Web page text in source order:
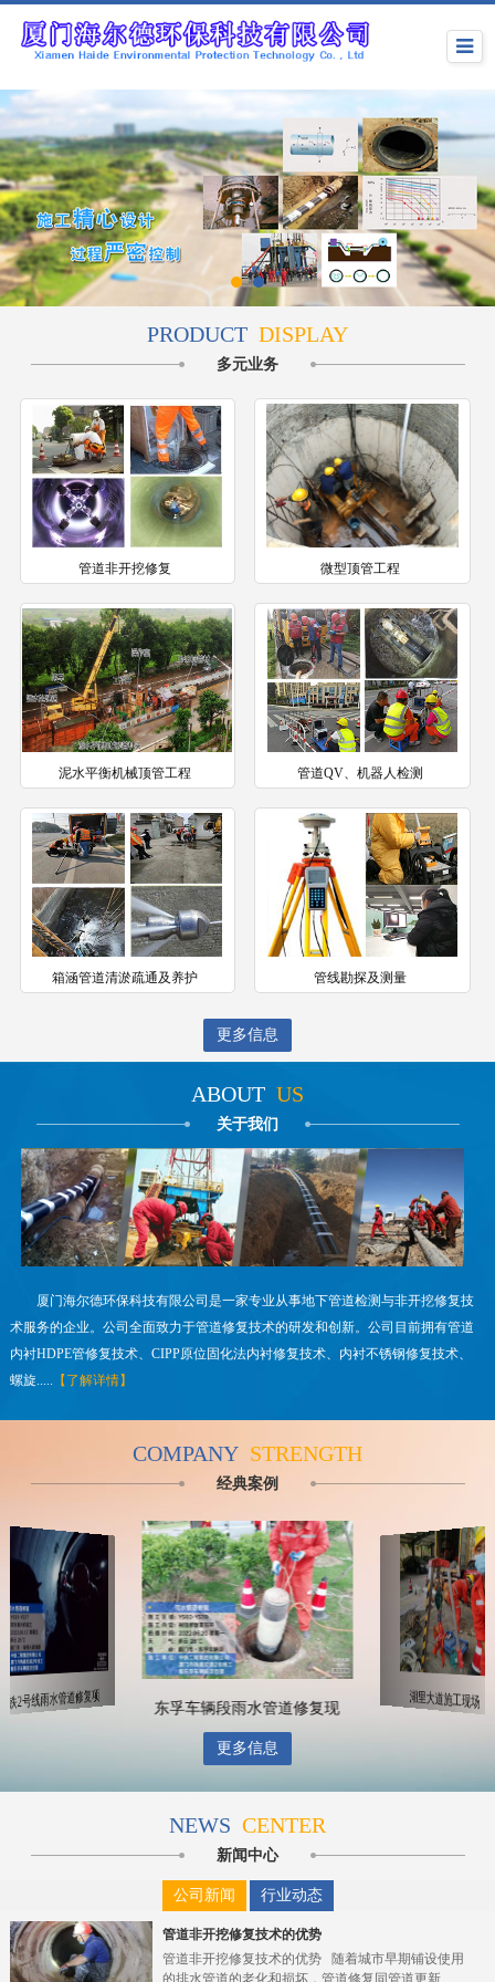
PRODUCT DISPLAY
多元业务
管道非开挖修复 微型顶管工程
泥水平衡机械顶管工程 管道QV、机器人检测
箱涵管道清淤疏通及养护 管线勘探及测量
更多信息
ABOUT US
关于我们
厦门海尔德环保科技有限公司是一家专业从事地下管道检测与非开挖修复技
术服务的企业。公司全面致力于管道修复技术的研发和创新。公司目前拥有管道
内衬HDPE管修复技术、CIPP原位固化法内衬修复技术、内衬不锈钢修复技术、
螺旋..... 【了解详情】
COMPANY STRENGTH
经典案例
铁2号线雨水管道修复项 东孚车辆段雨水管道修复现 湖里大道施工现场
更多信息
NEWS CENTER
新闻中心
公司新闻 行业动态
管道非开挖修复技术的优势
管道非开挖修复技术的优势 随着城市早期铺设使用
的排水管道的老化和损坏，管道修复同管道更新...